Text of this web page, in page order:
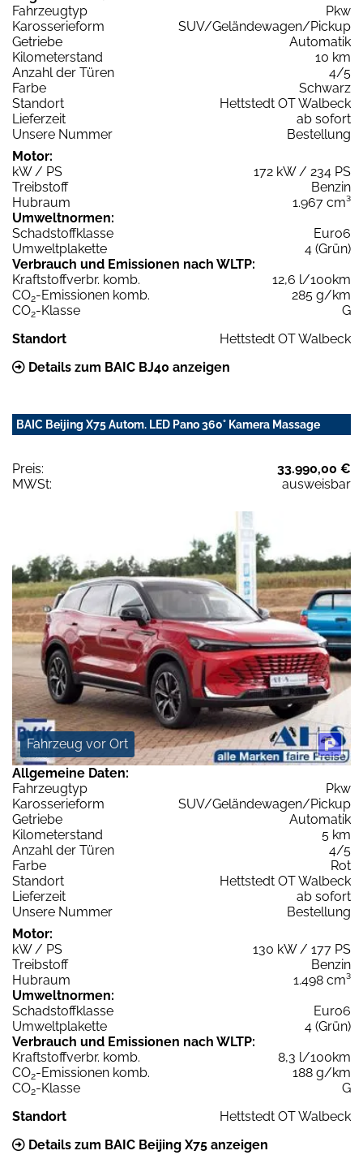
Fahrzeugtyp
Pkw
Karosserieform
SUV/Geländewagen/Pickup
Getriebe
Automatik
Kilometerstand
10 km
Anzahl der Türen
4/5
Farbe
Schwarz
Standort
Hettstedt OT Walbeck
Lieferzeit
ab sofort
Unsere Nummer
Bestellung
Motor:
kW / PS
172 kW / 234 PS
Treibstoff
Benzin
Hubraum
1.967 cm³
Umweltnormen:
Schadstoffklasse
Euro6
Umweltplakette
4 (Grün)
Verbrauch und Emissionen nach WLTP:
Kraftstoffverbr. komb.
12,6 l/100km
CO2-Emissionen komb.
285 g/km
CO2-Klasse
G
Standort
Hettstedt OT Walbeck
Details zum BAIC BJ40 anzeigen
BAIC Beijing X75 Autom. LED Pano 360° Kamera Massage
Preis:
33.990,00 €
MWSt:
ausweisbar
Fahrzeug vor Ort
Allgemeine Daten:
Fahrzeugtyp
Pkw
Karosserieform
SUV/Geländewagen/Pickup
Getriebe
Automatik
Kilometerstand
5 km
Anzahl der Türen
4/5
Farbe
Rot
Standort
Hettstedt OT Walbeck
Lieferzeit
ab sofort
Unsere Nummer
Bestellung
Motor:
kW / PS
130 kW / 177 PS
Treibstoff
Benzin
Hubraum
1.498 cm³
Umweltnormen:
Schadstoffklasse
Euro6
Umweltplakette
4 (Grün)
Verbrauch und Emissionen nach WLTP:
Kraftstoffverbr. komb.
8,3 l/100km
CO2-Emissionen komb.
188 g/km
CO2-Klasse
G
Standort
Hettstedt OT Walbeck
Details zum BAIC Beijing X75 anzeigen